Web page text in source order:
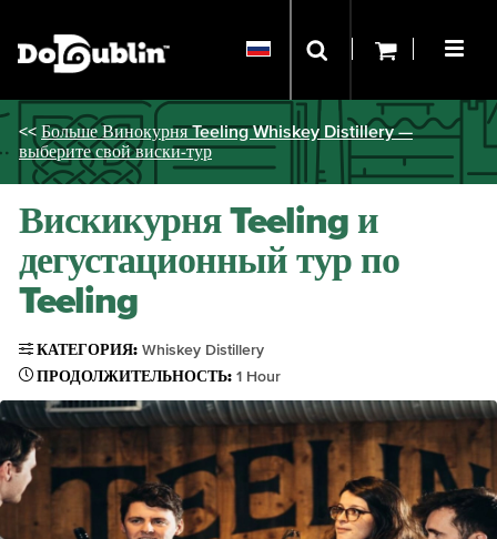
<< Больше Винокурня Teeling Whiskey Distillery —
выберите свой виски-тур
Вискикурня Teeling и
дегустационный тур по
Teeling
КАТЕГОРИЯ: Whiskey Distillery
ПРОДОЛЖИТЕЛЬНОСТЬ: 1 Hour